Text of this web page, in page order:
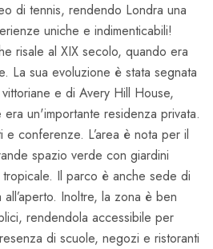
di tennis, rendendo Londra una
uniche e indimenticabili!
risale al XIX secolo, quando era
La sua evoluzione è stata segnata
e di Avery Hill House,
un'importante residenza privata.
conferenze. L’area è nota per il
spazio verde con giardini
Il parco è anche sede di
Inoltre, la zona è ben
rendendola accessibile per
di scuole, negozi e ristoranti